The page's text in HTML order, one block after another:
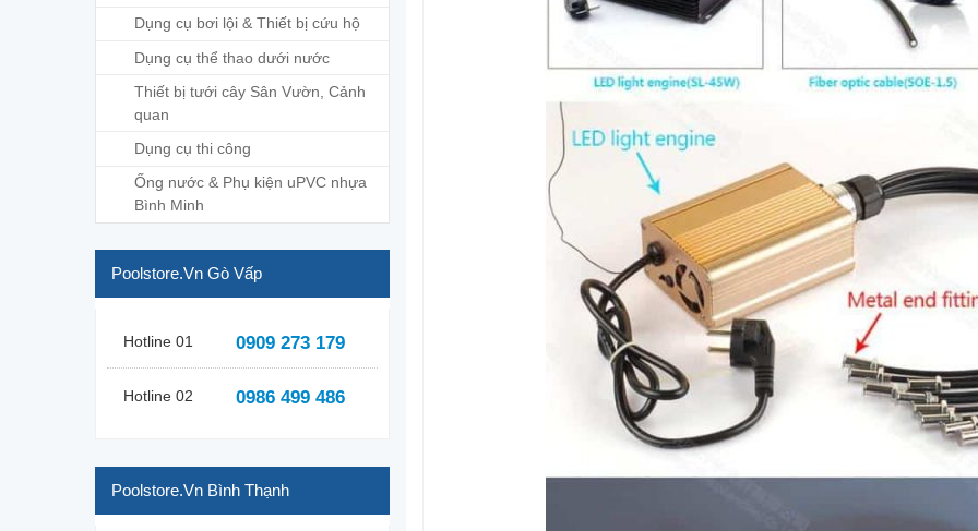
Dụng cụ bơi lội & Thiết bị cứu hộ
Dụng cụ thể thao dưới nước
Thiết bị tưới cây Sân Vườn, Cảnh
quan
Dụng cụ thi công
Ống nước & Phụ kiện uPVC nhựa
Bình Minh
Poolstore.vn Gò Vấp
Hotline 01 0909 273 179
Hotline 02 0986 499 486
Poolstore.vn Bình Thạnh